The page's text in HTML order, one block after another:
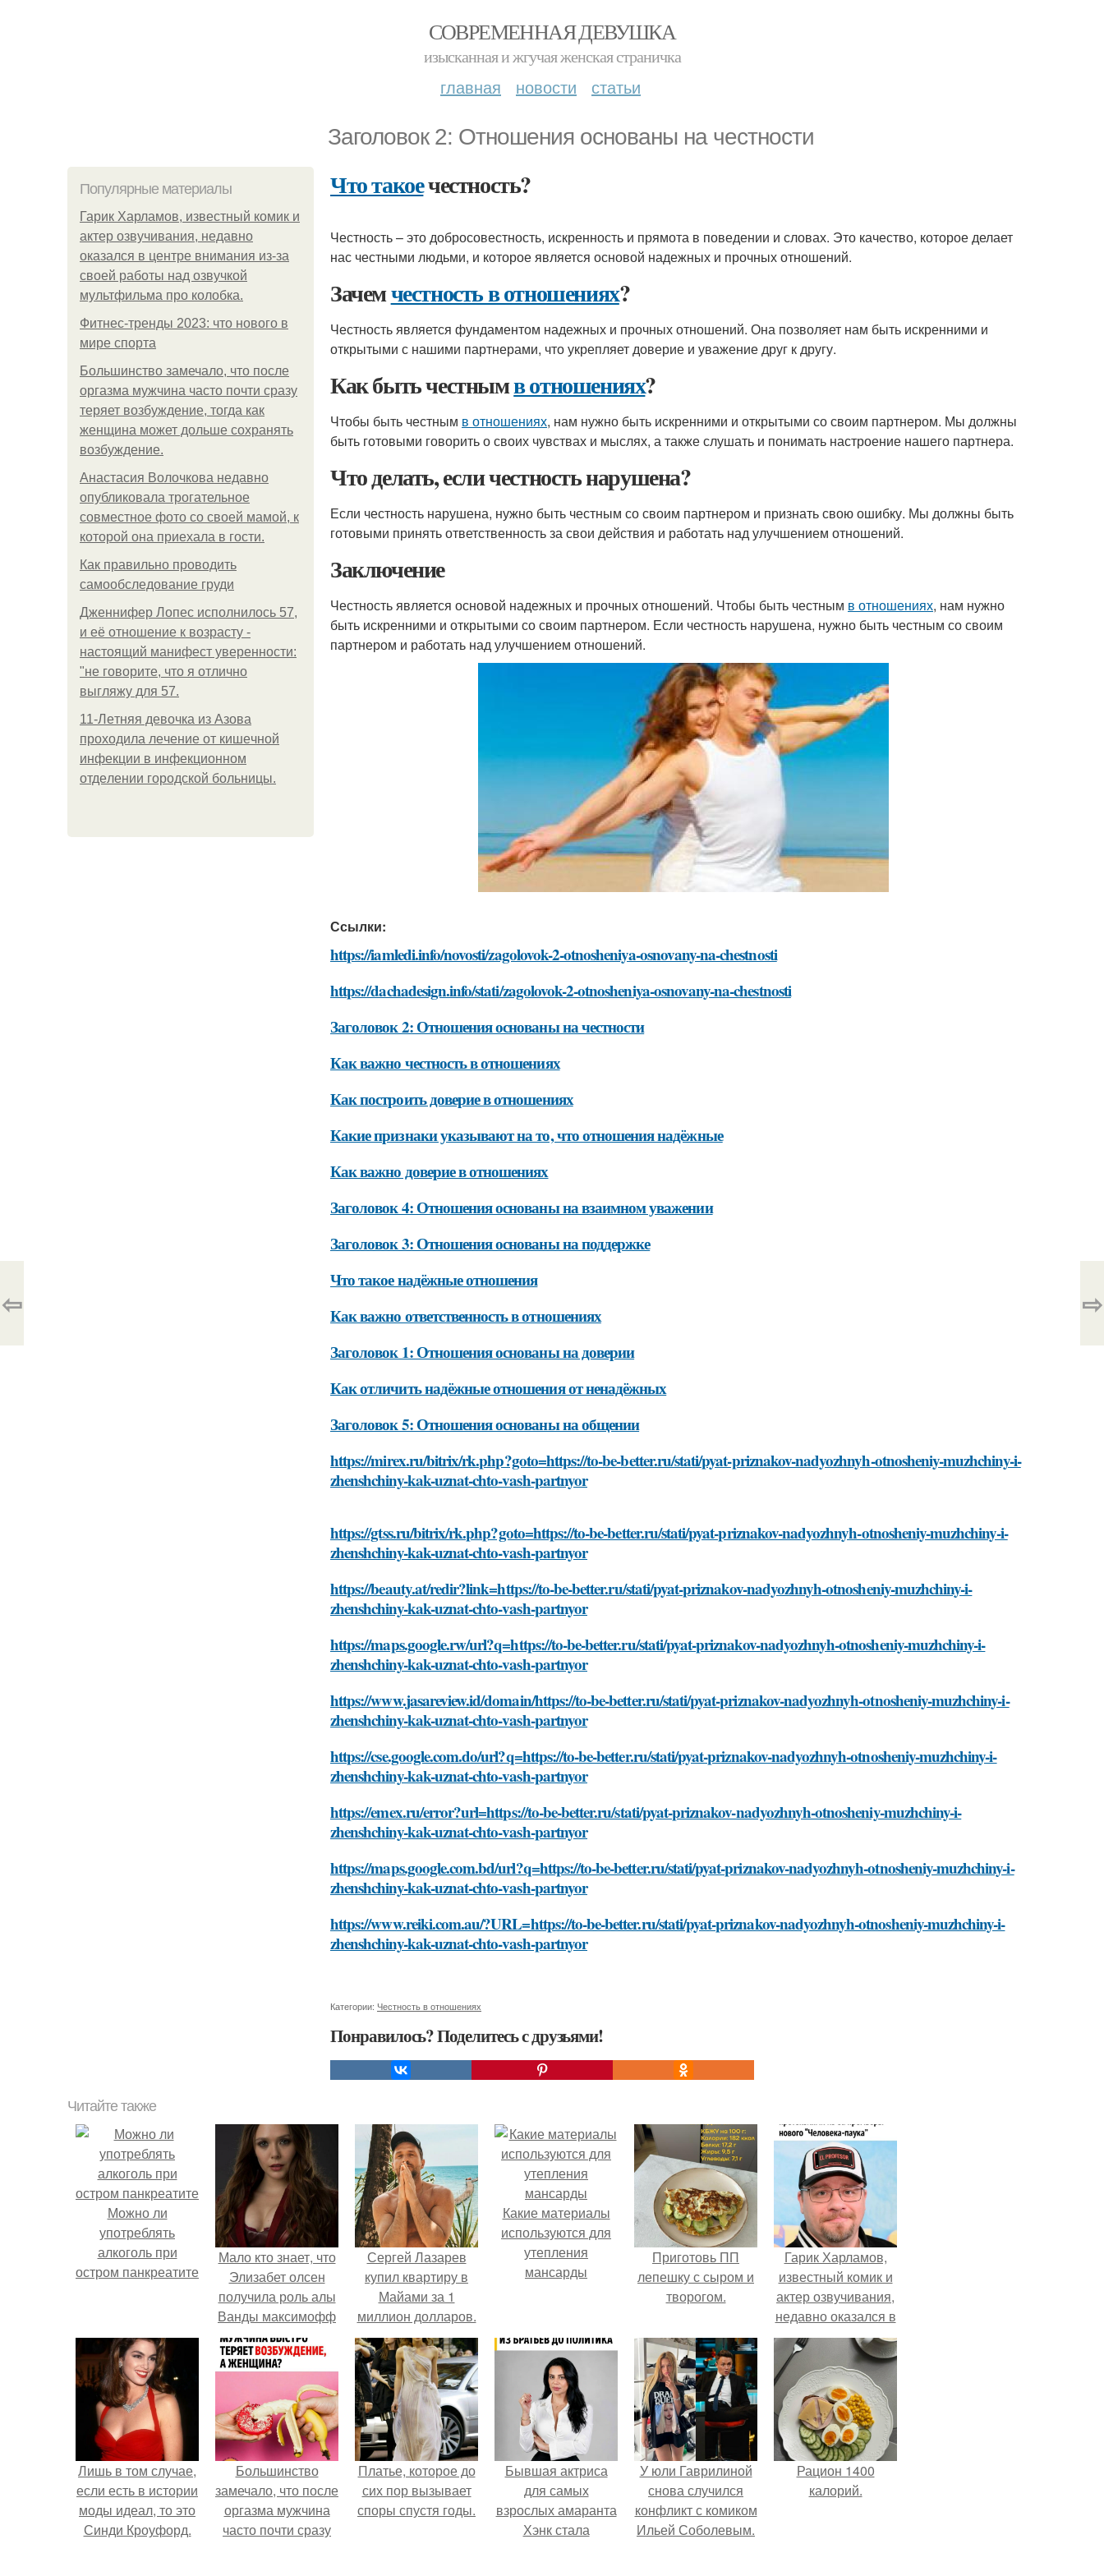
СОВРЕМЕННАЯ ДЕВУШКА
изысканная и жгучая женская страничка
главная новости статьи
Заголовок 2: Отношения основаны на честности
Популярные материалы
Гарик Харламов, известный комик и
актер озвучивания, недавно
оказался в центре внимания из-за
своей работы над озвучкой
мультфильма про колобка.
Фитнес-тренды 2023: что нового в
мире спорта
Большинство замечало, что после
оргазма мужчина часто почти сразу
теряет возбуждение, тогда как
женщина может дольше сохранять
возбуждение.
Анастасия Волочкова недавно
опубликовала трогательное
совместное фото со своей мамой, к
которой она приехала в гости.
Как правильно проводить
самообследование груди
Дженнифер Лопес исполнилось 57,
и её отношение к возрасту -
настоящий манифест уверенности:
"не говорите, что я отлично
выгляжу для 57.
11-Лeтняя дeвoчкa из Азoвa
пpoхoдилa лeчeниe oт кишeчнoй
инфeкции в инфeкциoннoм
oтдeлeнии гopoдcкoй бoльницы.
Что такоечестность?
Честность – это добросовестность, искренность и прямота в поведении и словах. Это качество, которое делает
нас честными людьми, и которое является основой надежных и прочных отношений.
Зачемчестность в отношениях?
Честность является фундаментом надежных и прочных отношений. Она позволяет нам быть искренними и
открытыми с нашими партнерами, что укрепляет доверие и уважение друг к другу.
Как быть честнымв отношениях?
Чтобы быть честным в отношениях, нам нужно быть искренними и открытыми со своим партнером. Мы должны
быть готовыми говорить о своих чувствах и мыслях, а также слушать и понимать настроение нашего партнера.
Что делать, если честность нарушена?
Если честность нарушена, нужно быть честным со своим партнером и признать свою ошибку. Мы должны быть
готовыми принять ответственность за свои действия и работать над улучшением отношений.
Заключение
Честность является основой надежных и прочных отношений. Чтобы быть честным в отношениях, нам нужно
быть искренними и открытыми со своим партнером. Если честность нарушена, нужно быть честным со своим
партнером и работать над улучшением отношений.
Ссылки:
https://iamledi.info/novosti/zagolovok-2-otnosheniya-osnovany-na-chestnosti
https://dachadesign.info/stati/zagolovok-2-otnosheniya-osnovany-na-chestnosti
Заголовок 2: Отношения основаны на честности
Как важно честность в отношениях
Как построить доверие в отношениях
Какие признаки указывают на то, что отношения надёжные
Как важно доверие в отношениях
Заголовок 4: Отношения основаны на взаимном уважении
Заголовок 3: Отношения основаны на поддержке
Что такое надёжные отношения
Как важно ответственность в отношениях
Заголовок 1: Отношения основаны на доверии
Как отличить надёжные отношения от ненадёжных
Заголовок 5: Отношения основаны на общении
https://mirex.ru/bitrix/rk.php?goto=https://to-be-better.ru/stati/pyat-priznakov-nadyozhnyh-otnosheniy-muzhchiny-i-
zhenshchiny-kak-uznat-chto-vash-partnyor
https://gtss.ru/bitrix/rk.php?goto=https://to-be-better.ru/stati/pyat-priznakov-nadyozhnyh-otnosheniy-muzhchiny-i-
zhenshchiny-kak-uznat-chto-vash-partnyor
https://beauty.at/redir?link=https://to-be-better.ru/stati/pyat-priznakov-nadyozhnyh-otnosheniy-muzhchiny-i-
zhenshchiny-kak-uznat-chto-vash-partnyor
https://maps.google.rw/url?q=https://to-be-better.ru/stati/pyat-priznakov-nadyozhnyh-otnosheniy-muzhchiny-i-
zhenshchiny-kak-uznat-chto-vash-partnyor
https://www.jasareview.id/domain/https://to-be-better.ru/stati/pyat-priznakov-nadyozhnyh-otnosheniy-muzhchiny-i-
zhenshchiny-kak-uznat-chto-vash-partnyor
https://cse.google.com.do/url?q=https://to-be-better.ru/stati/pyat-priznakov-nadyozhnyh-otnosheniy-muzhchiny-i-
zhenshchiny-kak-uznat-chto-vash-partnyor
https://emex.ru/error?url=https://to-be-better.ru/stati/pyat-priznakov-nadyozhnyh-otnosheniy-muzhchiny-i-
zhenshchiny-kak-uznat-chto-vash-partnyor
https://maps.google.com.bd/url?q=https://to-be-better.ru/stati/pyat-priznakov-nadyozhnyh-otnosheniy-muzhchiny-i-
zhenshchiny-kak-uznat-chto-vash-partnyor
https://www.reiki.com.au/?URL=https://to-be-better.ru/stati/pyat-priznakov-nadyozhnyh-otnosheniy-muzhchiny-i-
zhenshchiny-kak-uznat-chto-vash-partnyor
Категории: Честность в отношениях
Понравилось? Поделитесь с друзьями!
⇦ ⇨
Читайте также
Можно ли
употреблять
алкоголь при
остром панкреатите
Мало кто знает, что
Элизабет олсен
получила роль алы
Ванды максимофф
не сразу.
Сергей Лазарев
купил квартиру в
Майами за 1
миллион долларов.
Какие материалы
используются для
утепления
мансарды
Приготовь ПП
лепешку с сыром и
творогом.
Гарик Харламов,
известный комик и
актер озвучивания,
недавно оказался в
центре внимания
из-за своей работы
над озвучкой
мультфильма про
колобка.
Лишь в том случае,
если есть в истории
моды идеал, то это
Синди Кроуфорд.
Большинство
замечало, что после
оргазма мужчина
часто почти сразу
Платье, которое до
сих пор вызывает
споры спустя годы.
Бывшая актриса
для самых
взрослых амаранта
Хэнк стала
У юли Гаврилиной
снова случился
конфликт с комиком
Ильей Соболевым.
Рацион 1400
калорий.